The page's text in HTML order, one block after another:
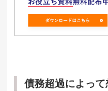
債務超過によっ